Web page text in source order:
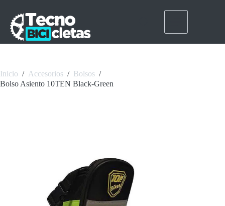
contenido
Inicio / Accesorios / Bolsos /
Bolso Asiento 10TEN Black-Green